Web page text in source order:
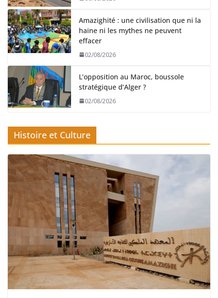
Amazighité : une civilisation que ni la
haine ni les mythes ne peuvent
effacer
02/08/2026
L’opposition au Maroc, boussole
stratégique d’Alger ?
02/08/2026
Histoire et Culture